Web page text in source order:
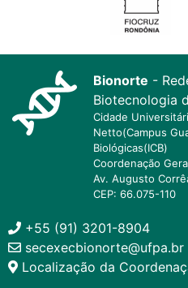
Bionorte -
Biotecnologia
Cidade
Netto(Campus
Biológicas(ICB)
Coordenação
Av. Augusto
CEP: 66.075-110
+55 (91) 3201-8904
secexecbionorte@ufpa.br
Localização da